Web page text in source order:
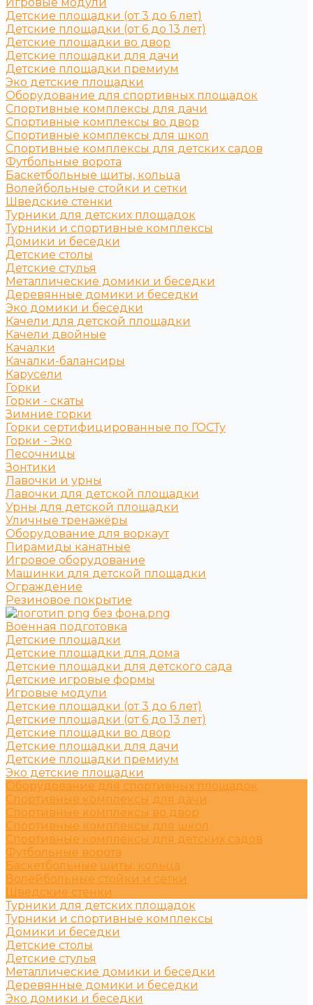
Детские площадки (от 3 до 6 лет)
Детские площадки (от 6 до 13 лет)
Детские площадки во двор
Детские площадки для дачи
Детские площадки премиум
Эко детские площадки
Оборудование для спортивных площадок
Спортивные комплексы для дачи
Спортивные комплексы во двор
Спортивные комплексы для школ
Спортивные комплексы для детских садов
Футбольные ворота
Баскетбольные щиты, кольца
Волейбольные стойки и сетки
Шведские стенки
Турники для детских площадок
Турники и спортивные комплексы
Домики и беседки
Детские столы
Детские стулья
Металлические домики и беседки
Деревянные домики и беседки
Эко домики и беседки
Качели для детской площадки
Качели двойные
Качалки
Качалки-балансиры
Карусели
Горки
Горки - скаты
Зимние горки
Горки сертифицированные по ГОСТу
Горки - Эко
Песочницы
Зонтики
Лавочки и урны
Лавочки для детской площадки
Урны для детской площадки
Уличные тренажёры
Оборудование для воркаут
Пирамиды канатные
Игровое оборудование
Машинки для детской площадки
Ограждение
Резиновое покрытие
Военная подготовка
Детские площадки
Детские площадки для дома
Детские площадки для детского сада
Детские игровые формы
Игровые модули
Детские площадки (от 3 до 6 лет)
Детские площадки (от 6 до 13 лет)
Детские площадки во двор
Детские площадки для дачи
Детские площадки премиум
Эко детские площадки
Оборудование для спортивных площадок
Спортивные комплексы для дачи
Спортивные комплексы во двор
Спортивные комплексы для школ
Спортивные комплексы для детских садов
Футбольные ворота
Баскетбольные щиты, кольца
Волейбольные стойки и сетки
Шведские стенки
Турники для детских площадок
Турники и спортивные комплексы
Домики и беседки
Детские столы
Детские стулья
Металлические домики и беседки
Деревянные домики и беседки
Эко домики и беседки